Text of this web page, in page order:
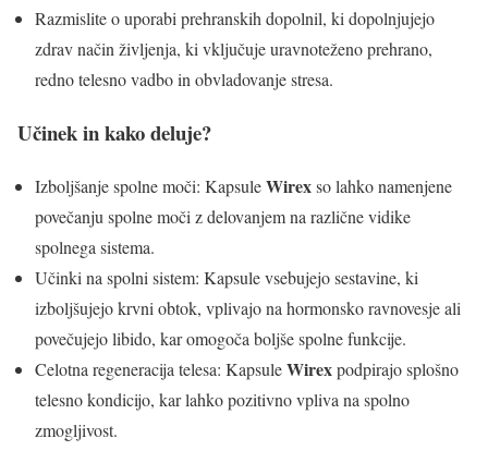
Razmislite o uporabi prehranskih dopolnil, ki dopolnjujejo
zdrav način življenja, ki vključuje uravnoteženo prehrano,
redno telesno vadbo in obvladovanje stresa.
Učinek in kako deluje?
Izboljšanje spolne moči: KapsuleWirexso lahko namenjene
povečanju spolne moči z delovanjem na različne vidike
spolnega sistema.
Učinki na spolni sistem: Kapsule vsebujejo sestavine, ki
izboljšujejo krvni obtok, vplivajo na hormonsko ravnovesje ali
povečujejo libido, kar omogoča boljše spolne funkcije.
Celotna regeneracija telesa: KapsuleWirexpodpirajo splošno
telesno kondicijo, kar lahko pozitivno vpliva na spolno
zmogljivost.